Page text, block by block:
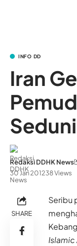
INFO DD
Iran
Redaksi DDHK News
30 Jan 201238 Views
SHARE
Seribu
Islamic